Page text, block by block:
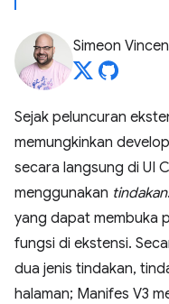
Simeon
Sejak peluncuran
memungkinkan
secara langsung di UI
menggunakan tindakan
yang dapat membuka
fungsi di ekstensi.
dua jenis tindakan,
halaman; Manifes V3